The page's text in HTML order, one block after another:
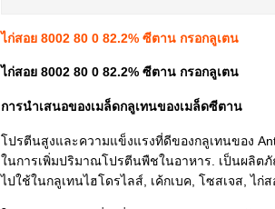
ไก่สอย 8002 80 0 82.2% ซีตาน กรอกลูเตน
ไก่สอย 8002 80 0 82.2% ซีตาน กรอกลูเตน
การนําเสนอของเมล็ดกลูเทนของเมล็ดซีตาน
โปรตีนสูงและความแข็งแรงที่ดีของกลูเทนของ
ในการเพิ่มปริมาณโปรตีนพืชในอาหาร. เป็นผลิต
ไปใช้ในกลูเทนไฮโดรไลส์, เค้กเบค, โซสเจส, ไก่